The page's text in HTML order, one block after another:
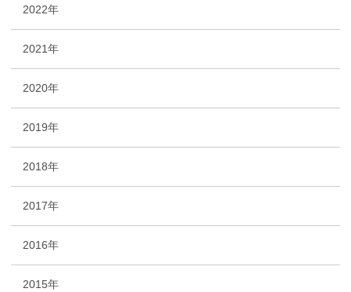
2022年
2021年
2020年
2019年
2018年
2017年
2016年
2015年